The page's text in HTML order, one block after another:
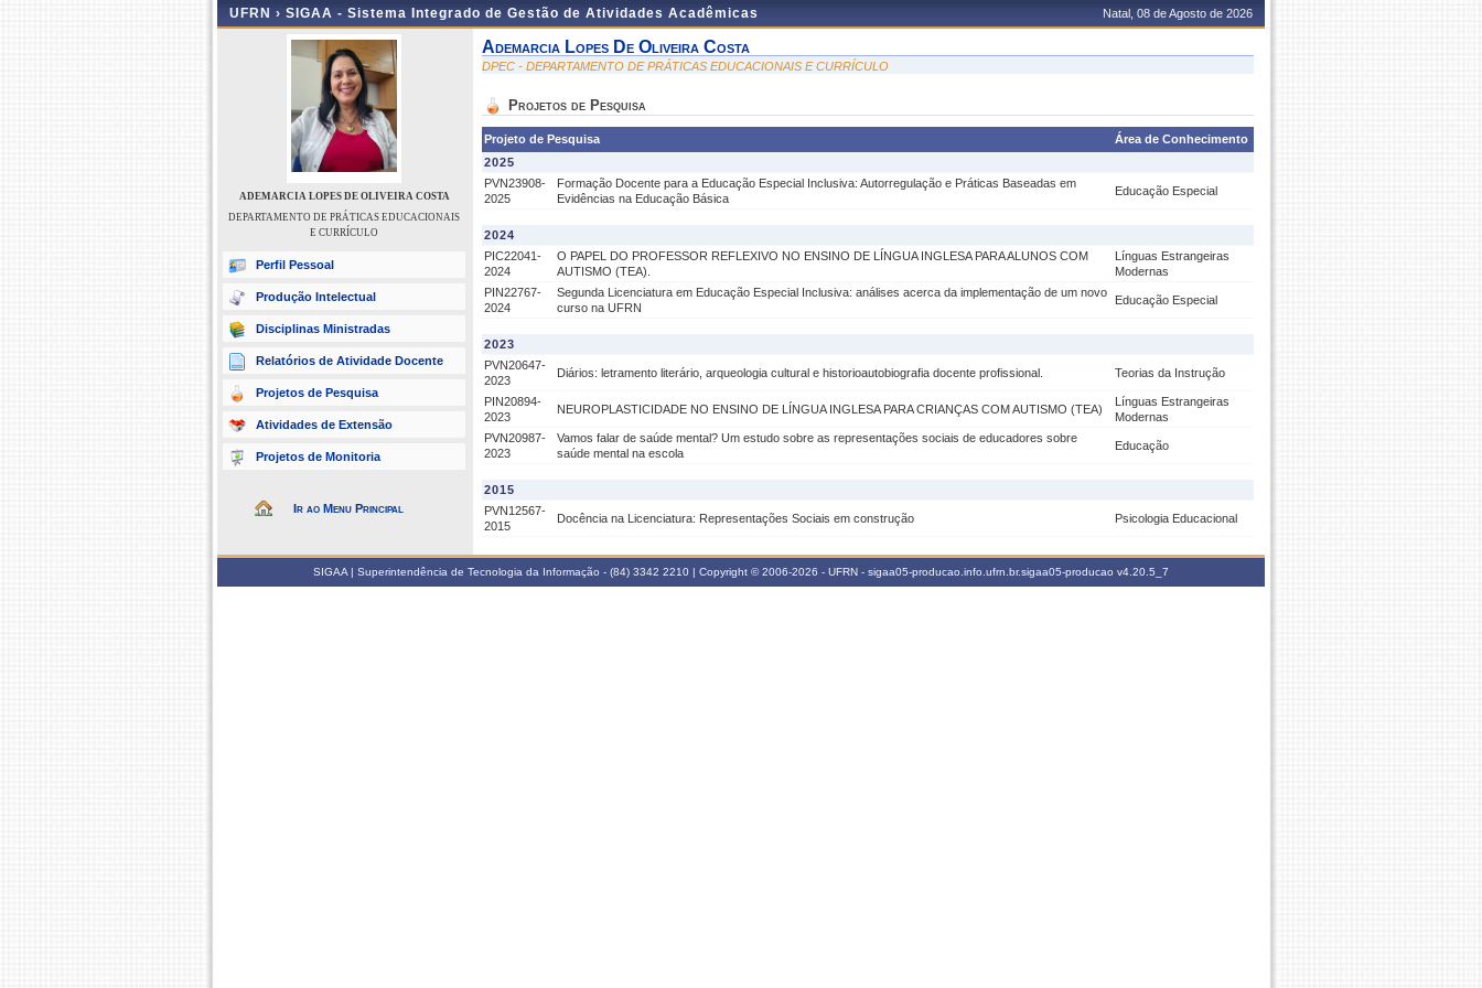
UFRN › SIGAA - Sistema Integrado de Gestão de Atividades Acadêmicas Natal, 08 de Agosto de 2026
ADEMARCIA LOPES DE OLIVEIRA COSTA
DEPARTAMENTO DE PRÁTICAS EDUCACIONAIS
E CURRÍCULO
Perfil Pessoal
Produção Intelectual
Disciplinas Ministradas
Relatórios de Atividade Docente
Projetos de Pesquisa
Atividades de Extensão
Projetos de Monitoria
Ir ao Menu Principal
Ademarcia Lopes De Oliveira Costa
DPEC - DEPARTAMENTO DE PRÁTICAS EDUCACIONAIS E CURRÍCULO
Projetos de Pesquisa
Projeto de Pesquisa
Área de Conhecimento
2025
PVN23908-
2025
Formação Docente para a Educação Especial Inclusiva: Autorregulação e Práticas Baseadas em
Evidências na Educação Básica
Educação Especial
2024
PIC22041-
2024
O PAPEL DO PROFESSOR REFLEXIVO NO ENSINO DE LÍNGUA INGLESA PARA ALUNOS COM
AUTISMO (TEA).
Línguas Estrangeiras
Modernas
PIN22767-
2024
Segunda Licenciatura em Educação Especial Inclusiva: análises acerca da implementação de um novo
curso na UFRN
Educação Especial
2023
PVN20647-
2023
Diários: letramento literário, arqueologia cultural e historioautobiografia docente profissional. Teorias da Instrução
PIN20894-
2023
NEUROPLASTICIDADE NO ENSINO DE LÍNGUA INGLESA PARA CRIANÇAS COM AUTISMO (TEA)
Línguas Estrangeiras
Modernas
PVN20987-
2023
Vamos falar de saúde mental? Um estudo sobre as representações sociais de educadores sobre
saúde mental na escola
Educação
2015
PVN12567-
2015
Docência na Licenciatura: Representações Sociais em construção Psicologia Educacional
SIGAA | Superintendência de Tecnologia da Informação - (84) 3342 2210 | Copyright © 2006-2026 - UFRN - sigaa05-producao.info.ufrn.br.sigaa05-producao v4.20.5_7